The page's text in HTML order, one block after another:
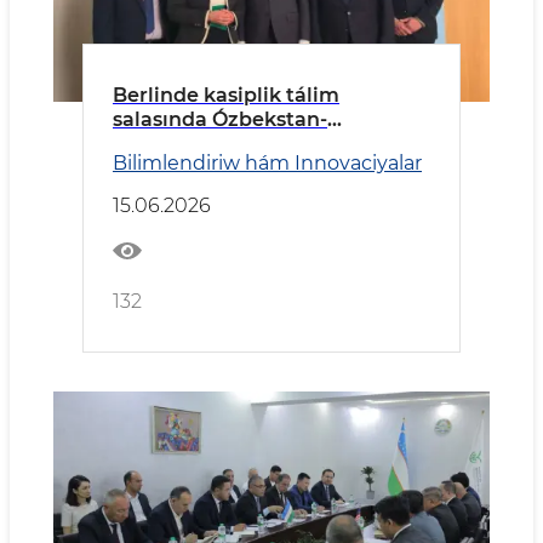
Berlinde kasiplik tálim
salasında Ózbekstan-
Bilimlendiriw hám Innovaciyalar
15.06.2026
132